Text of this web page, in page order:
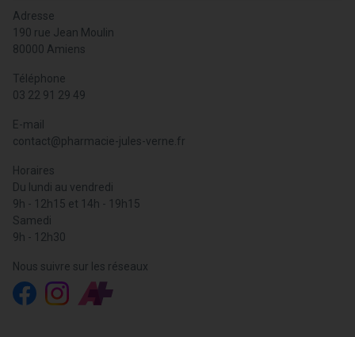
Adresse
190 rue Jean Moulin
80000 Amiens
Téléphone
03 22 91 29 49
E-mail
contact@pharmacie-jules-verne.fr
Horaires
Du lundi au vendredi
9h - 12h15 et 14h - 19h15
Samedi
9h - 12h30
Nous suivre sur les réseaux